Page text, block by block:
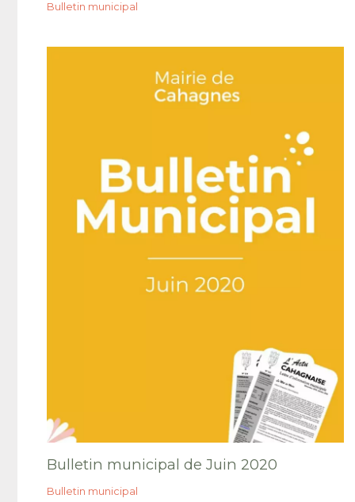
Bulletin municipal
Bulletin municipal de Juin 2020
Bulletin municipal